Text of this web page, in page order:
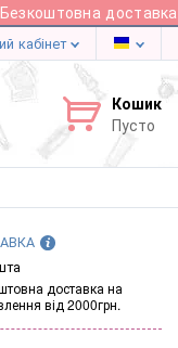
доставка
кабінет
Кошик
Пусто
доставка на
від 2000грн.